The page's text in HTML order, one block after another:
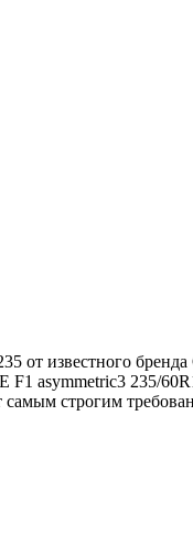
известного бренда
asymmetric3 235/
строгим